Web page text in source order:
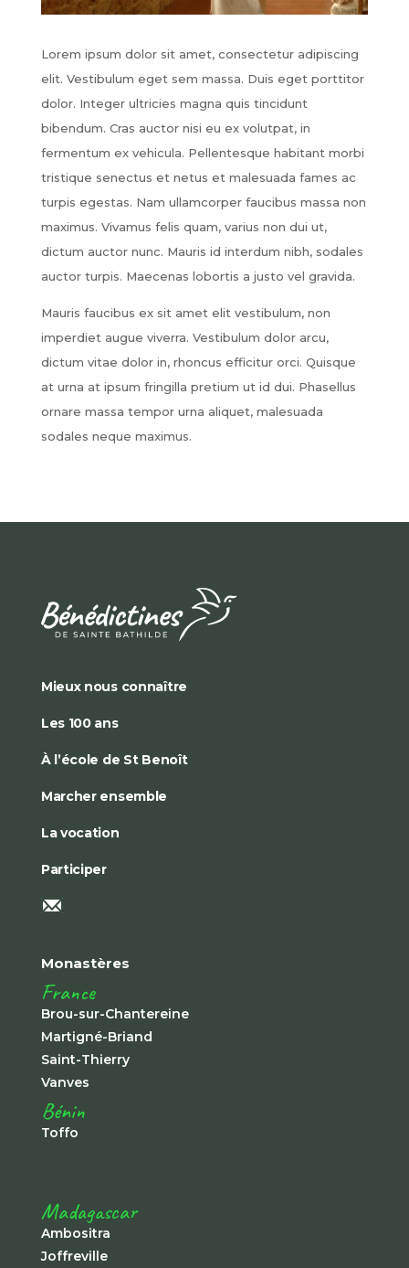
Lorem ipsum dolor sit amet, consectetur adipiscing
elit. Vestibulum eget sem massa. Duis eget porttitor
dolor. Integer ultricies magna quis tincidunt
bibendum. Cras auctor nisi eu ex volutpat, in
fermentum ex vehicula. Pellentesque habitant morbi
tristique senectus et netus et malesuada fames ac
turpis egestas. Nam ullamcorper faucibus massa non
maximus. Vivamus felis quam, varius non dui ut,
dictum auctor nunc. Mauris id interdum nibh, sodales
auctor turpis. Maecenas lobortis a justo vel gravida.
Mauris faucibus ex sit amet elit vestibulum, non
imperdiet augue viverra. Vestibulum dolor arcu,
dictum vitae dolor in, rhoncus efficitur orci. Quisque
at urna at ipsum fringilla pretium ut id dui. Phasellus
ornare massa tempor urna aliquet, malesuada
sodales neque maximus.
Mieux nous connaître
Les 100 ans
À l’école de St Benoît
Marcher ensemble
La vocation
Participer
Monastères
France
Brou-sur-Chantereine
Martigné-Briand
Saint-Thierry
Vanves
Bénin
Toffo
Madagascar
Ambositra
Joffreville